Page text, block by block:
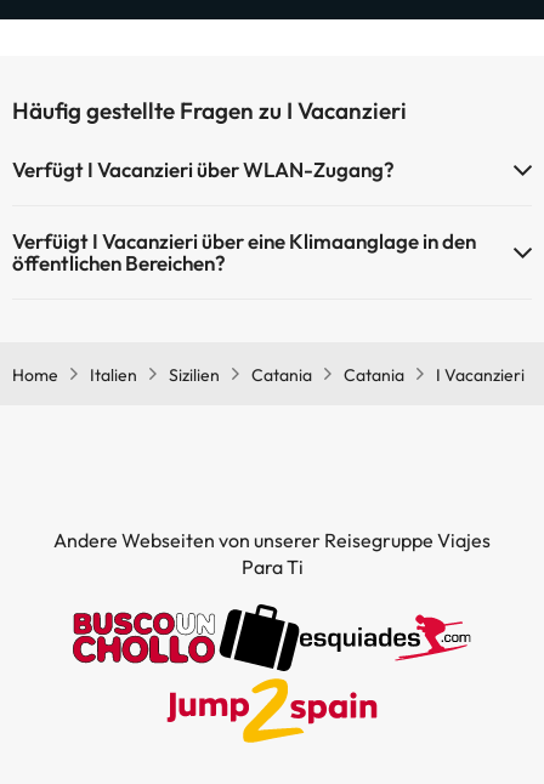
Häufig gestellte Fragen zu I Vacanzieri
Verfügt I Vacanzieri über WLAN-Zugang?
Verfüigt I Vacanzieri über eine Klimaanglage in den
öffentlichen Bereichen?
Home Italien Sizilien Catania Catania I Vacanzieri
Andere Webseiten von unserer Reisegruppe Viajes
Para Ti